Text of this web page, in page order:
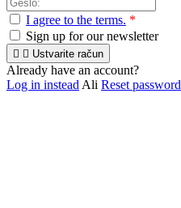
I agree to the terms. *
Sign up for our newsletter
  Ustvarite račun
Already have an account?
Log in instead Ali Reset password